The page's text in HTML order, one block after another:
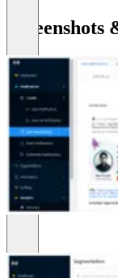
Screenshots